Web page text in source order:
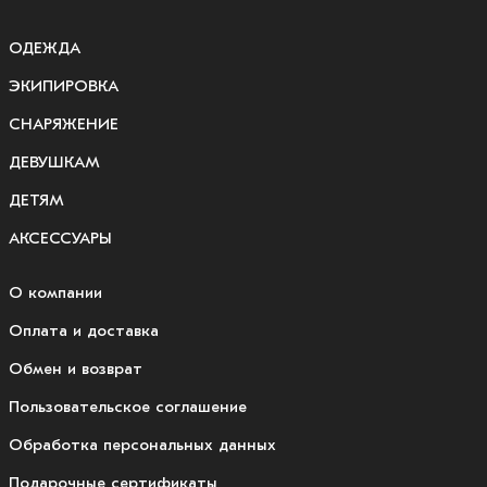
ОДЕЖДА
ЭКИПИРОВКА
СНАРЯЖЕНИЕ
ДЕВУШКАМ
ДЕТЯМ
АКСЕССУАРЫ
О компании
Оплата и доставка
Обмен и возврат
Пользовательское соглашение
Обработка персональных данных
Подарочные сертификаты